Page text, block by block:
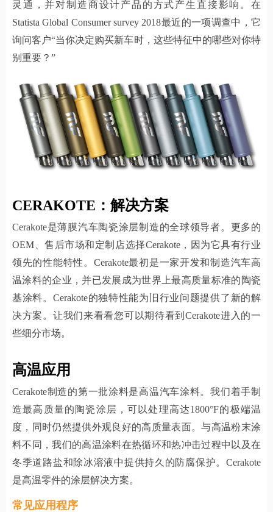
灵通，并对制造商设计产品的方式产生直接影响。在
Statista Global Consumer survey 2018最近的一项调查中，它
询问客户“当你决定购买新车时，这些特征中的哪些对你特
别重要？”
CERAKOTE：解决方案
Cerakote是薄膜汽车陶瓷涂层制造的全球领导者。更多的
OEM、售后市场和定制店选择Cerakote，因为它具有行业
领先的性能特性。Cerakote最初是一家开发和制造汽车高
温涂料的企业，并已发展成为世界上最高质量标准的陶瓷
基涂料。Cerakote的独特性能为旧行业问题提供了新的解
决方案。让我们来看看您可以期待看到Cerakote进入的一
些细分市场。
高温应用
Cerakote制造的第一批涂料是高温汽车涂料。我们着手制
造最高质量的陶瓷涂层，可以处理高达1800°F的极端温
度，同时仍然提供外观良好的高质量表面。与高温粉末涂
料不同，我们的高温涂料在热循环和热冲击过程中以及在
冬季道路盐和除冰溶液中提供持久的防腐保护。Cerakote
是高温零件的涂层解决方案。
常见应用程序